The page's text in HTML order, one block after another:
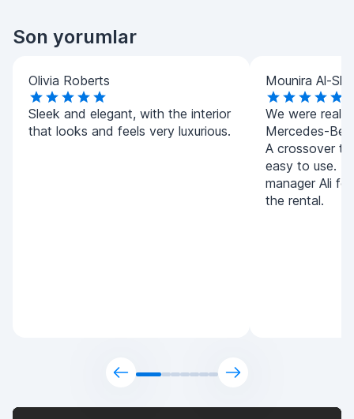
Son yorumlar
Olivia Roberts
Sleek and elegant, with the interior
that looks and feels very luxurious.
Mounira Al-
We were
Mercedes-
A crossover
easy to use.
manager Ali
the rental.